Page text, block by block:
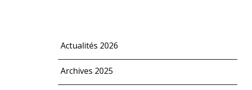
Actualités 2026
Archives 2025